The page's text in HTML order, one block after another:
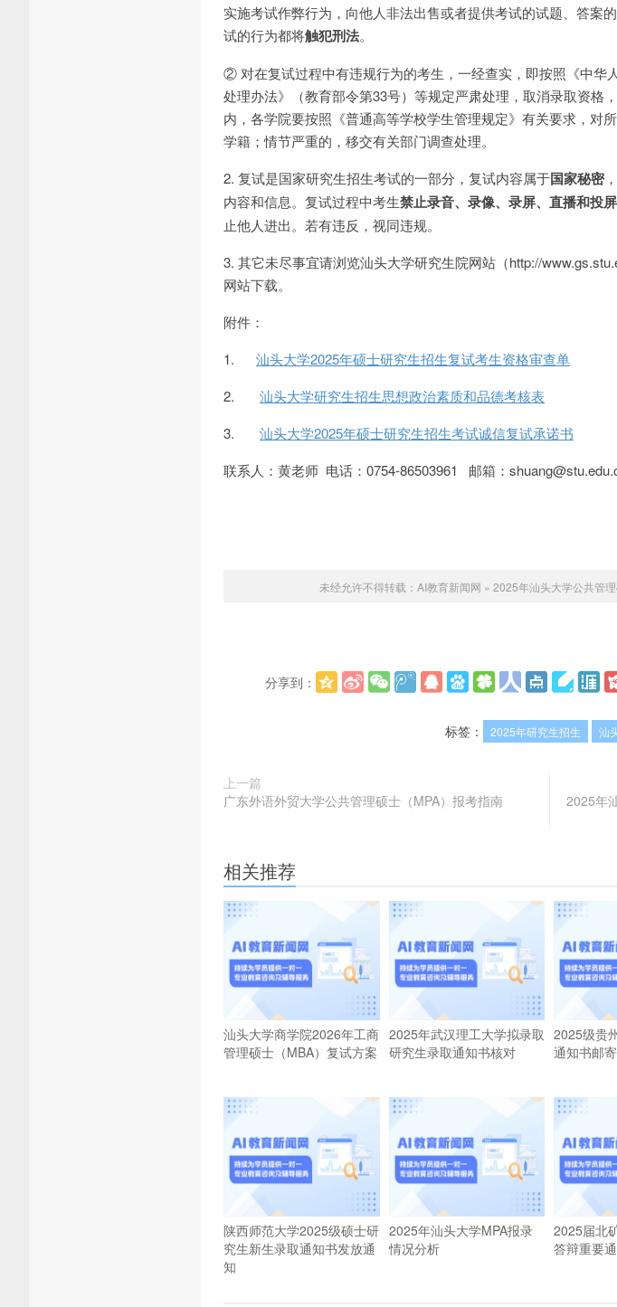
实施考试作弊行为，向他人非法出售或者提供考试的试题、答案
试的行为都将触犯刑法。
② 对在复试过程中有违规行为的考生，一经查实，即按照《中华
处理办法》（教育部令第33号）等规定严肃处理，取消录取资格
内，各学院要按照《普通高等学校学生管理规定》有关要求，对
学籍；情节严重的，移交有关部门调查处理。
2. 复试是国家研究生招生考试的一部分，复试内容属于国家秘密
内容和信息。复试过程中考生禁止录音、录像、录屏、直播和投屏
止他人进出。若有违反，视同违规。
3. 其它未尽事宜请浏览汕头大学研究生院网站（http://
网站下载。
附件：
1. 汕头大学2025年硕士研究生招生复试考生资格审查单
2. 汕头大学研究生招生思想政治素质和品德考核表
3. 汕头大学2025年硕士研究生招生考试诚信复试承诺书
联系人：黄老师 电话：0754-86503961 邮箱：
未经允许不得转载： AI教育新闻网 » 2025年汕头大学公共管
分享到：
标签： 2025年研究生招生 汕
上一篇
广东外语外贸大学公共管理硕士（MPA）报考指南
2025年
相关推荐
汕头大学商学院2026年工商
管理硕士（MBA）复试方案
2025年武汉理工大学拟录取
研究生录取通知书核对
2025级贵
通知书邮
陕西师范大学2025级硕士研
究生新生录取通知书发放通
知
2025年汕头大学MPA报录
情况分析
2025届北
答辩重要